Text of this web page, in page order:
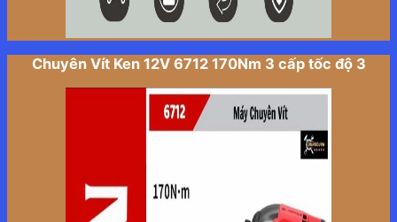
Chuyên Vít Ken 12V 6712 170Nm 3 cấp tốc độ 3